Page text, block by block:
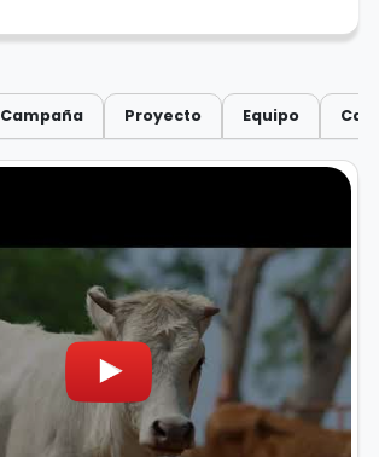
Campaña Proyecto Equipo